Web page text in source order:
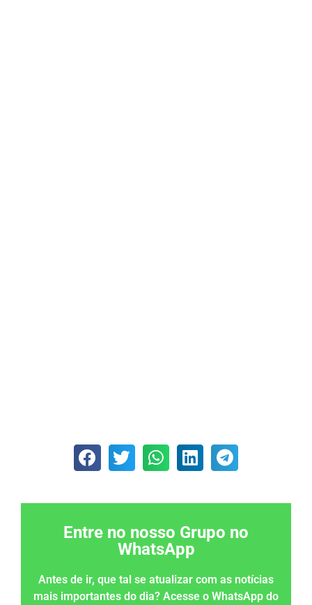
Entre no nosso Grupo no
WhatsApp
Antes de ir, que tal se atualizar com as notícias
mais importantes do dia? Acesse o WhatsApp do